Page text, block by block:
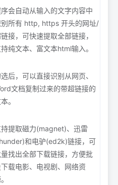
会自动从输入的文字内容中
所有 http, https 开头的网址/
接，可快速提取全部链接，
纯文本、富文本html输入。
后，可以直接识别从网页、
文档复制过来的带超链接的
。
持提取磁力(magnet)、迅雷
和电驴(ed2k)链接，可
找出全部下载链接，方便批
载电影、电视剧、网络资